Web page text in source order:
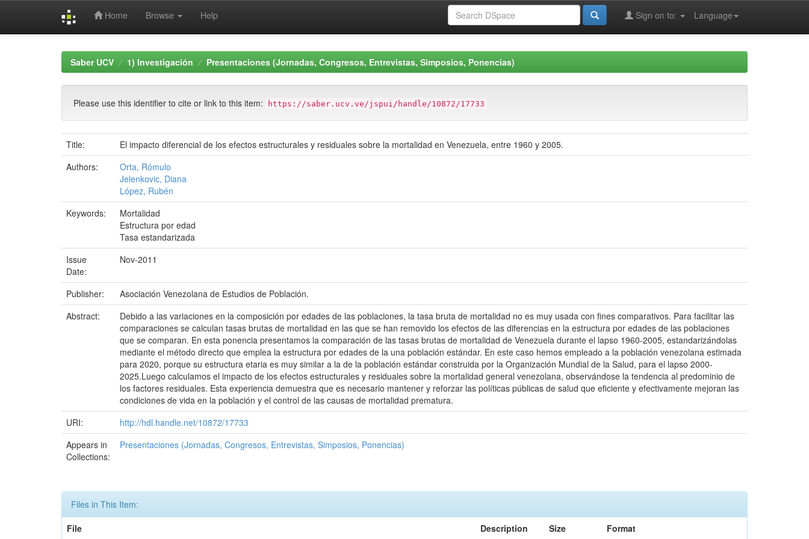
Home Browse Help Language
Sign on to:
Saber UCV 1) Investigación Presentaciones (Jornadas, Congresos, Entrevistas, Simposios, Ponencias)
Please use this identifier to cite or link to this item: https://saber.ucv.ve/jspui/handle/10872/17733
Title:
El impacto diferencial de los efectos estructurales y residuales sobre la mortalidad en Venezuela, entre 1960 y 2005.
Authors:
Orta, Rómulo
Jelenkovic, Diana
López, Rubén
Keywords:
Mortalidad
Estructura por edad
Tasa estandarizada
Issue
Date:
Nov-2011
Publisher:
Asociación Venezolana de Estudios de Población.
Abstract:
Debido a las variaciones en la composición por edades de las poblaciones, la tasa bruta de mortalidad no es muy usada con fines comparativos. Para facilitar las
comparaciones se calculan tasas brutas de mortalidad en las que se han removido los efectos de las diferencias en la estructura por edades de las poblaciones
que se comparan. En esta ponencia presentamos la comparación de las tasas brutas de mortalidad de Venezuela durante el lapso 1960-2005, estandarizándolas
mediante el método directo que emplea la estructura por edades de la una población estándar. En este caso hemos empleado a la población venezolana estimada
para 2020, porque su estructura etaria es muy similar a la de la población estándar construida por la Organización Mundial de la Salud, para el lapso 2000-
2025.Luego calculamos el impacto de los efectos estructurales y residuales sobre la mortalidad general venezolana, observándose la tendencia al predominio de
los factores residuales. Esta experiencia demuestra que es necesario mantener y reforzar las políticas públicas de salud que eficiente y efectivamente mejoran las
condiciones de vida en la población y el control de las causas de mortalidad prematura.
URI:
http://hdl.handle.net/10872/17733
Appears in
Collections:
Presentaciones (Jornadas, Congresos, Entrevistas, Simposios, Ponencias)
Files in This Item:
File
Description Size Format